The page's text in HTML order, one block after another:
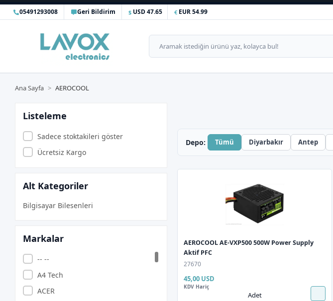
05491293008 Geri Bildirim USD 47.65 EUR 54.99
Ana Sayfa AEROCOOL
Listeleme
Sadece stoktakileri göster
Ücretsiz Kargo
Alt Kategoriler
Bilgisayar Bilesenleri
Markalar
-- --
A4 Tech
ACER
Depo: Tümü Diyarbakır Antep
AEROCOOL AE-VXP500 500W Power Supply
Aktif PFC
27670
45,00 USD
KDV Hariç
Adet